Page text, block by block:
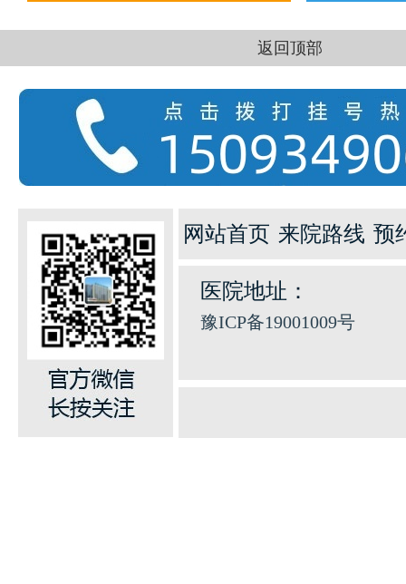
返回顶部
网站首页 来院路线 预
医院地址：
豫ICP备19001009号